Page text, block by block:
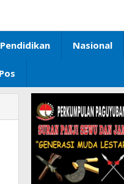
Pendidikan Nasional